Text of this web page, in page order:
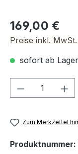
Regulärer Preis:
169,00 €
Preise inkl.
sofort ab
Produkt
Zum Merkzettel
Produktnummer: